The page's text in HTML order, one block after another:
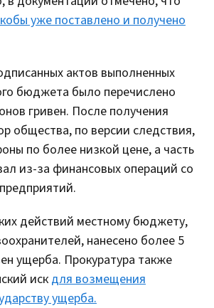
уже поставлено и получено
актов выполненных
бюджета было перечислено
гривен. После получения
общества, по версии следствия,
по более низкой цене, а часть
из-за финансовых операций со
действий местному бюджету,
нанесено более 5
ущерба. Прокуратура также
иск для возмещения
ущерба.